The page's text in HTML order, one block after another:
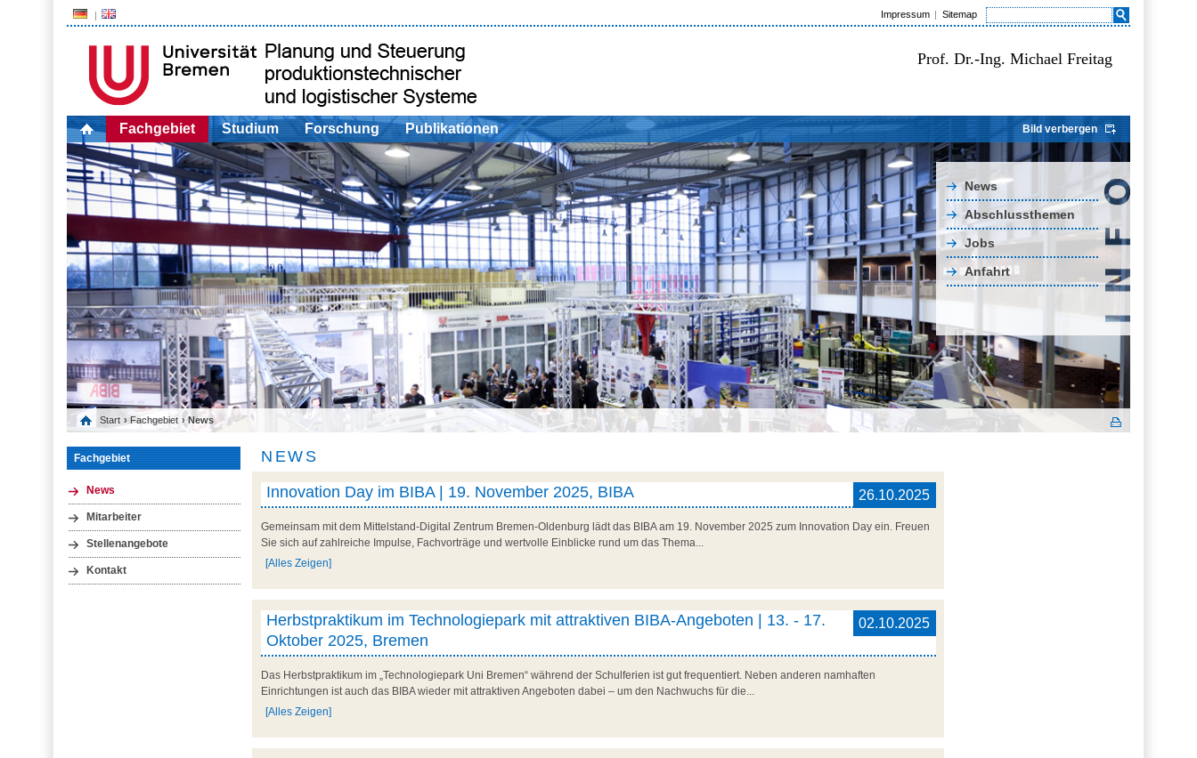
Impressum Sitemap
Prof. Dr.-Ing. Michael Freitag
Fachgebiet Studium Forschung Publikationen Bild verbergen
News
Abschlussthemen
Jobs
Anfahrt
Start › Fachgebiet › News
Fachgebiet
News
Mitarbeiter
Stellenangebote
Kontakt
NEWS
26.10.2025
Innovation Day im BIBA | 19. November 2025, BIBA
Gemeinsam mit dem Mittelstand-Digital Zentrum Bremen-Oldenburg lädt das BIBA am 19. November 2025 zum Innovation Day ein. Freuen
Sie sich auf zahlreiche Impulse, Fachvorträge und wertvolle Einblicke rund um das Thema...
[Alles Zeigen]
02.10.2025
Herbstpraktikum im Technologiepark mit attraktiven BIBA-Angeboten | 13. - 17.
Oktober 2025, Bremen
Das Herbstpraktikum im „Technologiepark Uni Bremen“ während der Schulferien ist gut frequentiert. Neben anderen namhaften
Einrichtungen ist auch das BIBA wieder mit attraktiven Angeboten dabei – um den Nachwuchs für die...
[Alles Zeigen]